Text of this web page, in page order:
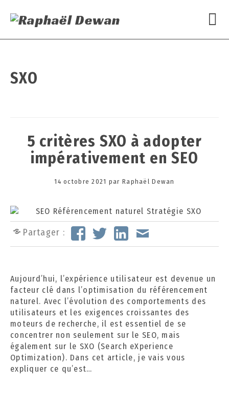
SXO
5 critères SXO à adopter
impérativement en SEO
Posted
14 octobre 2021 2
c
b
2
0
4
par Raphaël Dewan
Partager :
Aujourd’hui, l’expérience utilisateur est devenue un
facteur clé dans l’optimisation du référencement
naturel. Avec l’évolution des comportements des
utilisateurs et les exigences croissantes des
moteurs de recherche, il est essentiel de se
concentrer non seulement sur le SEO, mais
également sur le SXO (Search eXperience
Optimization). Dans cet article, je vais vous
expliquer ce qu’est…